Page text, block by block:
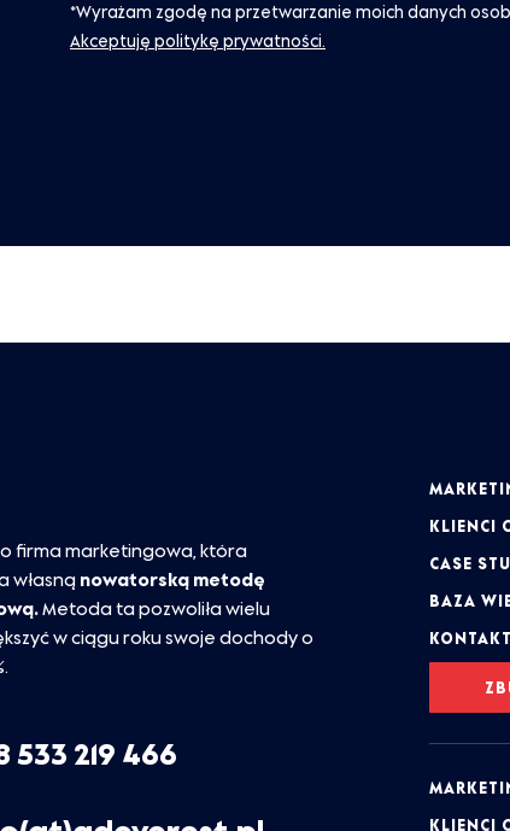
*Wyrażam zgodę na przetwarzanie moich danych
Akceptuję politykę prywatności.
firma marketingowa, która
własną nowatorską metodę
Metoda ta pozwoliła wielu
w ciągu roku swoje dochody o
533 219 466
KLIENCI
CASE
BAZA
KONTAKT
KLIENCI